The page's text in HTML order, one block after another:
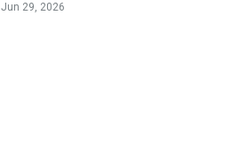
Jun 29, 2026